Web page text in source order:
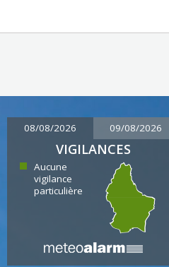
08/08/2026 09/08/2026
VIGILANCES
Aucune
vigilance
particulière